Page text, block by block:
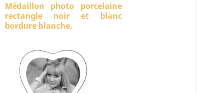
Médaillon photo porcelaine
rectangle noir et blanc
bordure blanche.